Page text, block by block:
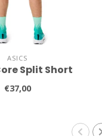
ASICS
Split Short
€37,00